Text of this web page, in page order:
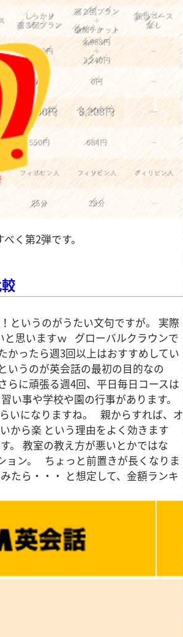
く第2弾です。
というのがうたい文句ですが。 実際
と思いますｗ グローバルクラウンで
かったら週3回以上はおすすめしてい
いうのが英会話の最初の目的なの
らに頑張る週4回、平日毎日コースは
い事や学校や園の行事があります。
いになりますね。 親からすれば、オ
から楽 という理由をよく効きます
。 教室の教え方が悪いとかではな
ョン。 ちょっと前置きが長くなりま
たら・・・ と想定して、金額ランキ